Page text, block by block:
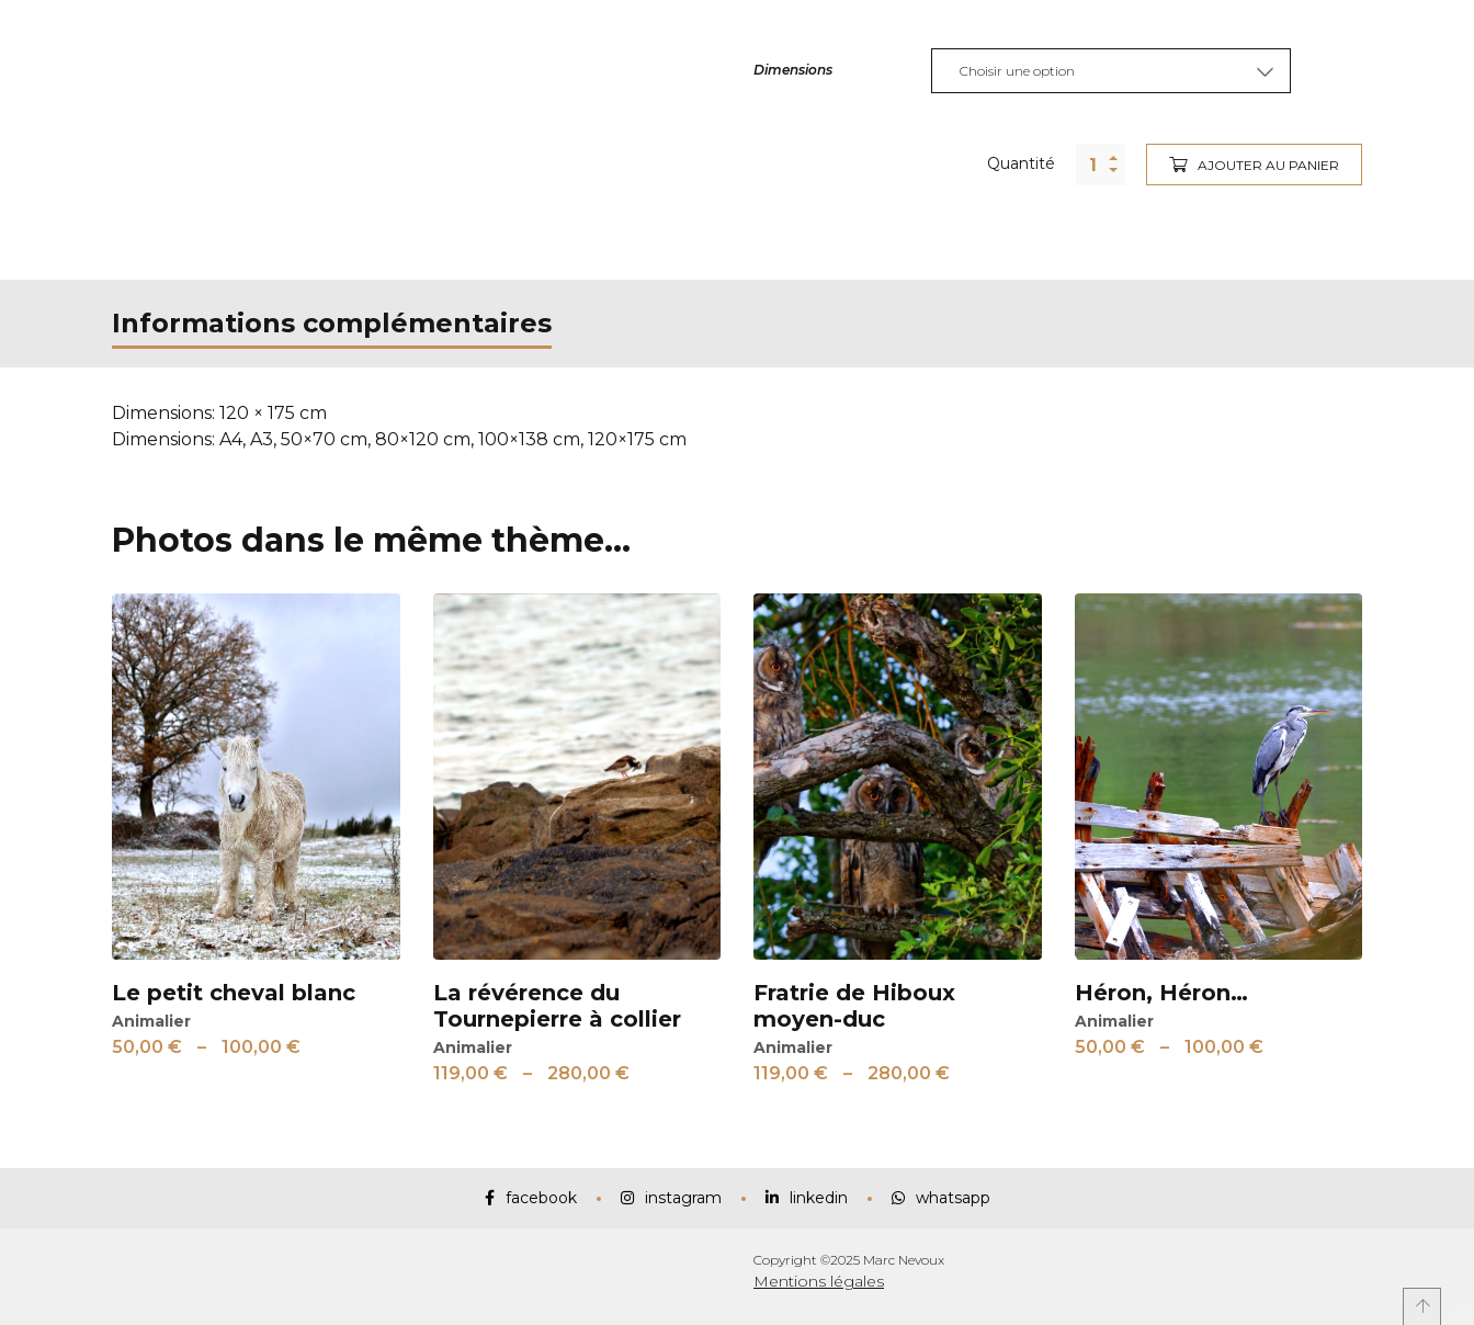
Dimensions
Quantité AJOUTER AU PANIER
Informations complémentaires
Dimensions: 120 × 175 cm
Dimensions: A4, A3, 50×70 cm, 80×120 cm, 100×138 cm, 120×175 cm
Photos dans le même thème...
Voir
Le petit cheval blanc
Animalier
50,00 € – 100,00 €
Voir
La révérence du
Tournepierre à collier
Animalier
119,00 € – 280,00 €
Voir
Fratrie de Hiboux
moyen-duc
Animalier
119,00 € – 280,00 €
Voir
Héron, Héron…
Animalier
50,00 € – 100,00 €
facebook instagram linkedin whatsapp
Copyright ©2025 Marc Nevoux
Mentions légales